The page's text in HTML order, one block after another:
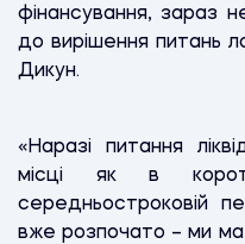
фінансування, зараз
до вирішення питань
Дикун.
«Наразі питання
місці як в
середньостроковій
вже розпочато – ми